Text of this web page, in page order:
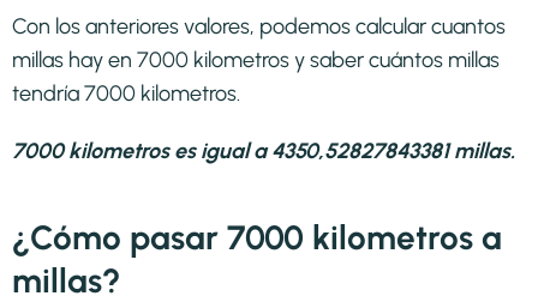
Con los anteriores valores, podemos calcular cuantos
millas hay en 7000 kilometros y saber cuántos millas
tendría 7000 kilometros.
7000 kilometros es igual a 4350,52827843381 millas.
¿Cómo pasar 7000 kilometros a
millas?